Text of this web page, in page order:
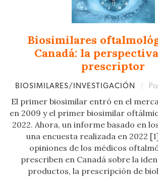
Biosimilares
Canadá: la
prescriptor
BIOSIMILARES/INVESTIGACIÓN
El primer biosimilar entró en el
en 2009 y el primer biosimilar
2022. Ahora, un informe basado en
una encuesta realizada en 2022
opiniones de los médicos
prescriben en Canadá sobre la
productos, la prescripción de